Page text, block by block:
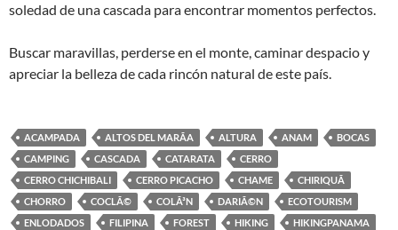
soledad de una cascada para encontrar momentos perfectos.
Buscar maravillas, perderse en el monte, caminar despacio y
apreciar la belleza de cada rincón natural de este país.
ACAMPADA ALTOS DEL MARÃ­A ALTURA ANAM
BOCAS
CAMPING
CASCADA CATARATA
CERRO
CERRO CHICHIBALI
CERRO PICACHO CHAME
CHIRIQUÃ­
CHORRO
COCLÃ© COLÃ³N DARIÃ©N
ECOTOURISM
ENLODADOS
FILIPINA FOREST HIKING
HIKINGPANAMA